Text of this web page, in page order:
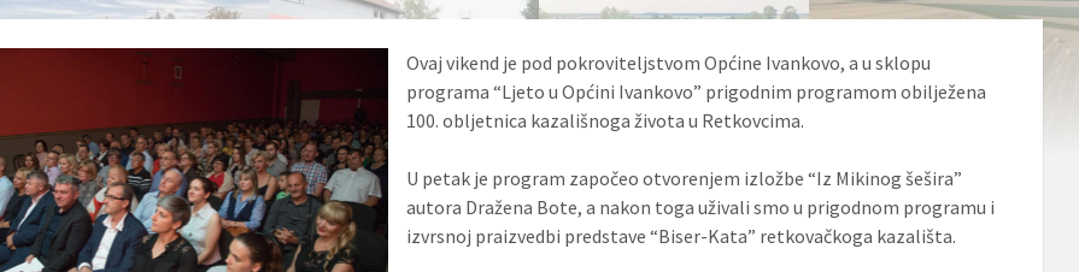
Ovaj vikend je pod pokroviteljstvom Općine Ivankovo, a u sklopu
programa “Ljeto u Općini Ivankovo” prigodnim programom obilježena
100. obljetnica kazališnoga života u Retkovcima.
U petak je program započeo otvorenjem izložbe “Iz Mikinog šešira”
autora Dražena Bote, a nakon toga uživali smo u prigodnom programu i
izvrsnoj praizvedbi predstave “Biser-Kata” retkovačkoga kazališta.